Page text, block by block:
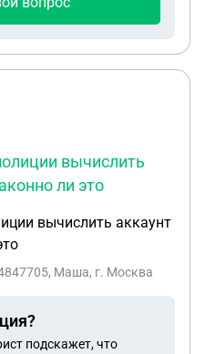
вычислить
ли это
вычислить аккаунт
Маша, г. Москва
подскажет, что